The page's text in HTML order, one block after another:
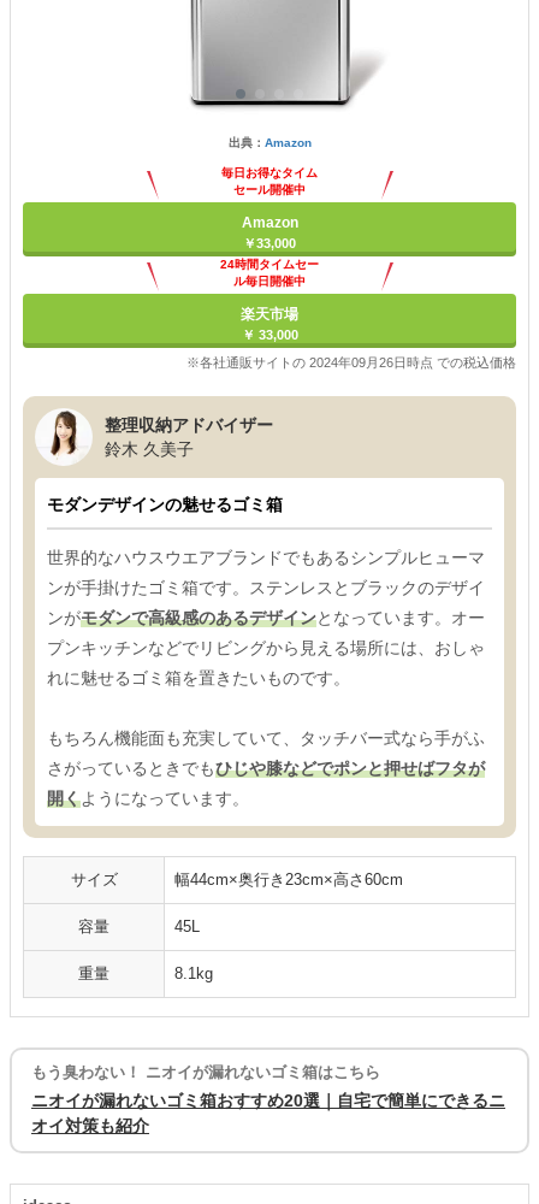
出典： Amazon
毎日お得なタイム
セール開催中
Amazon
￥33,000
24時間タイムセー
ル毎日開催中
楽天市場
￥ 33,000
※各社通販サイトの 2024年09月26日時点 での税込価格
整理収納アドバイザー
鈴木 久美子
モダンデザインの魅せるゴミ箱
世界的なハウスウエアブランドでもあるシンプルヒューマ
ンが手掛けたゴミ箱です。ステンレスとブラックのデザイ
ンがモダンで高級感のあるデザインとなっています。オー
プンキッチンなどでリビングから見える場所には、おしゃ
れに魅せるゴミ箱を置きたいものです。
もちろん機能面も充実していて、タッチバー式なら手がふ
さがっているときでもひじや膝などでポンと押せばフタが
開くようになっています。
サイズ 幅44cm×奥行き23cm×高さ60cm
容量 45L
重量 8.1kg
もう臭わない！ ニオイが漏れないゴミ箱はこちら
ニオイが漏れないゴミ箱おすすめ20選｜自宅で簡単にできるニ
オイ対策も紹介